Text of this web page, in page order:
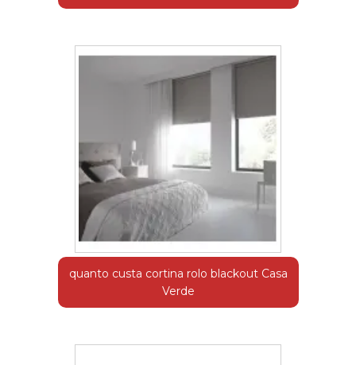
quanto custa cortina rolo blackout Casa
Verde